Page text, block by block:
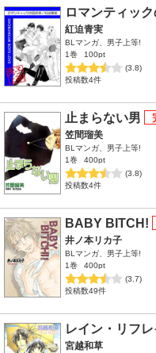
ロマンティッ
紅迫青実
BLマンガ、男子上等!
1巻
100pt
(3.8)
投稿数4件
止まらない男
笠間瑠美
BLマンガ、男子上等!
1巻
400pt
(3.8)
投稿数4件
BABY BITCH!
井ノ本リカ子
BLマンガ、男子上等!
1巻
400pt
(3.7)
投稿数49件
レイン・リフ
宮越和草